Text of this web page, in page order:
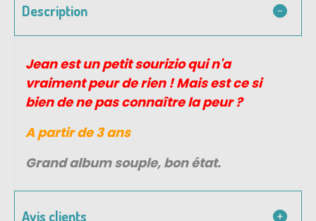
Description
Jean est un petit sourizio qui n'a
vraiment peur de rien ! Mais est ce si
bien de ne pas connaître la peur ?
A partir de 3 ans
Grand album souple, bon état.
Avis clients